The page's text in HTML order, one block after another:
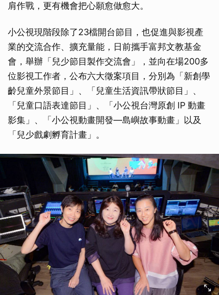
肩作戰，更有機會把心願愈做愈大。
小公視現階段除了23檔開台節目，也促進與影視產
業的交流合作、擴充量能，日前攜手富邦文教基金
會，舉辦「兒少節目製作交流會」，並向在場200多
位影視工作者，公布六大徵案項目，分別為「新創學
齡兒童外景節目」、「兒童生活資訊帶狀節目」、
「兒童口語表達節目」、「小公視台灣原創 IP 動畫
影集」、「小公視動畫開發—島嶼故事動畫」以及
「兒少戲劇孵育計畫」。